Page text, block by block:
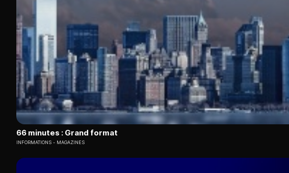
66 minutes : Grand format
INFORMATIONS MAGAZINES